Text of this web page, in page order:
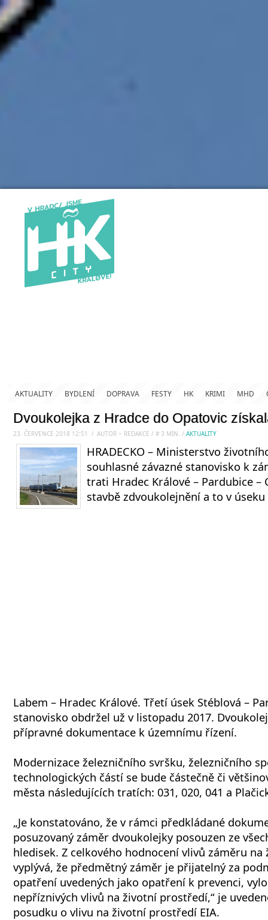
AKTUALITY BYDLENÍ DOPRAVA FESTY HK KRIMI MHD
Dvoukolejka z Hradce do Opatovic
23. ČERVENCE 2018 12:51 / AUTOR ~ REDAKCE / # 3 MIN. / AKTUALITY
HRADECKO – Ministerstvo
souhlasné závazné stanovisko k
trati Hradec Králové – Pardubice –
stavbě zdvoukolejnění a to v
Labem – Hradec Králové. Třetí úsek Stéblová –
stanovisko obdržel už v listopadu 2017.
přípravné dokumentace k územnímu řízení.
Modernizace železničního svršku, železničního
technologických částí se bude částečně či
města následujících tratích: 031, 020, 041 a
„Je konstatováno, že v rámci předkládané
posuzovaný záměr dvoukolejky posouzen ze
hledisek. Z celkového hodnocení vlivů záměru
vyplývá, že předmětný záměr je přijatelný za
opatření uvedených jako opatření k prevenci,
nepříznivých vlivů na životní prostředí,“ je
posudku o vlivu na životní prostředí EIA.